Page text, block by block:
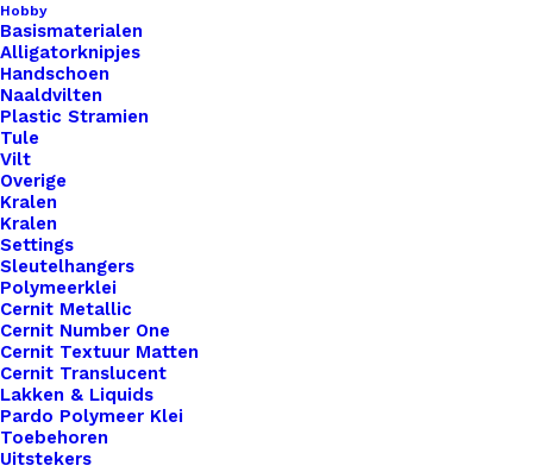
Hobby
Basismaterialen
Alligatorknipjes
Handschoen
Naaldvilten
Plastic Stramien
Tule
Vilt
Overige
Kralen
Kralen
Settings
Sleutelhangers
Polymeerklei
Cernit Metallic
Cernit Number One
Cernit Textuur Matten
Cernit Translucent
Lakken & Liquids
Pardo Polymeer Klei
Toebehoren
Uitstekers
Overzicht
Nog meer leuks!